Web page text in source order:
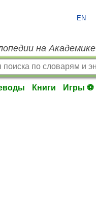
EN
на Академике
Книги Игры ⚽